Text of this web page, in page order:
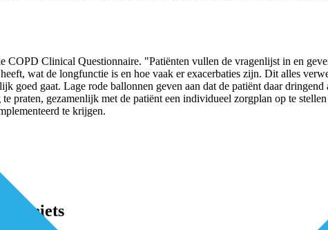
COPD Clinical Questionnaire. "Patiënten vullen de vragenlijst in en
wat de longfunctie is en hoe vaak er exacerbaties zijn. Dit alles
goed gaat. Lage rode ballonnen geven aan dat de patiënt daar
praten, gezamenlijk met de patiënt een individueel zorgplan op te
te krijgen.
niets